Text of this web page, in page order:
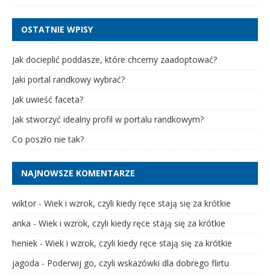
OSTATNIE WPISY
Jak docieplić poddasze, które chcemy zaadoptować?
Jaki portal randkowy wybrać?
Jak uwieść faceta?
Jak stworzyć idealny profil w portalu randkowym?
Co poszło nie tak?
NAJNOWSZE KOMENTARZE
wiktor - Wiek i wzrok, czyli kiedy ręce stają się za krótkie
anka - Wiek i wzrok, czyli kiedy ręce stają się za krótkie
heniek - Wiek i wzrok, czyli kiedy ręce stają się za krótkie
jagoda - Poderwij go, czyli wskazówki dla dobrego flirtu